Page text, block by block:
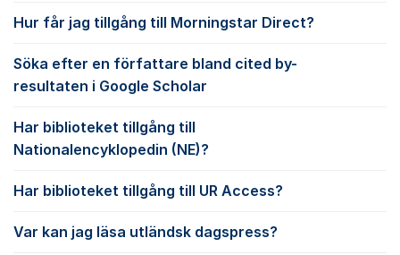
Hur får jag tillgång till Morningstar Direct?
Söka efter en författare bland cited by-
resultaten i Google Scholar
Har biblioteket tillgång till
Nationalencyklopedin (NE)?
Har biblioteket tillgång till UR Access?
Var kan jag läsa utländsk dagspress?